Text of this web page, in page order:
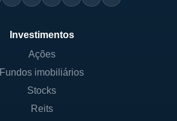
Investimentos
Ações
Fundos imobiliários
Stocks
Reits